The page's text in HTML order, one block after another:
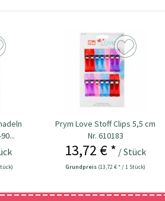
Prym Love Stoff Clips 5,5 cm
Nr. 610183
13,72 € * / Stück
Grundpreis (13,72 € * / 1 Stück)